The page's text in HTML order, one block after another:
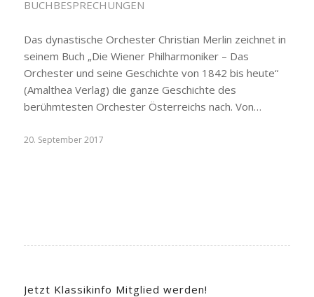
BUCHBESPRECHUNGEN
Das dynastische Orchester Christian Merlin zeichnet in
seinem Buch „Die Wiener Philharmoniker – Das
Orchester und seine Geschichte von 1842 bis heute“
(Amalthea Verlag) die ganze Geschichte des
berühmtesten Orchester Österreichs nach. Von…
20. September 2017
Jetzt Klassikinfo Mitglied werden!